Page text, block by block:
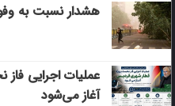
هشدار نسبت به
عملیات اجرایی
آغاز می‌شود